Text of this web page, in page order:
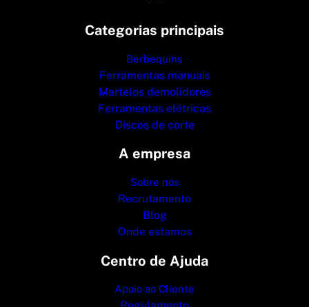
Categorias principais
Berbequins
Ferramentas manuais
Martelos demolidores
Ferramentas elétricas
Discos de corte
A empresa
Sobre nós
Recrutamento
Blog
Onde estamos
Centro de Ajuda
Apoio ao Cliente